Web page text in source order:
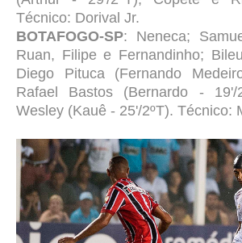
Técnico: Dorival Jr.
BOTAFOGO-SP: Neneca;
Ruan, Filipe e Fernandinho;
Diego Pituca (Fernando
Rafael Bastos (Bernardo - 19'/
Wesley (Kauê - 25'/2ºT). Técnico: